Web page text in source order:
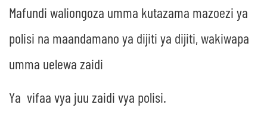
Mafundi waliongoza umma kutazama mazoezi ya
polisi na maandamano ya dijiti ya dijiti, wakiwapa
umma uelewa zaidi
Ya vifaa vya juu zaidi vya polisi.